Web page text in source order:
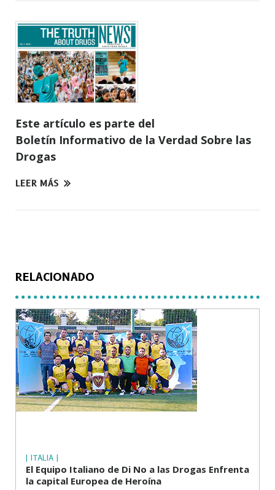
Este artículo es parte del
Boletín Informativo de la Verdad Sobre las
Drogas
LEER MÁS
RELACIONADO
| ITALIA |
El Equipo Italiano de Di No a las Drogas Enfrenta
la capital Europea de Heroína